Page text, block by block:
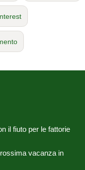
il fiuto per le fattorie
vacanza in